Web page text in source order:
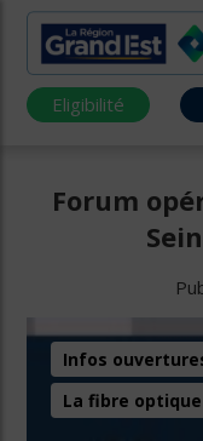
Eligibilité
Forum
Infos
La fibre